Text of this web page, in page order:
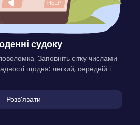
судоку
Заповніть сітку числами
щодня: легкий, середній і
Розвʼязати